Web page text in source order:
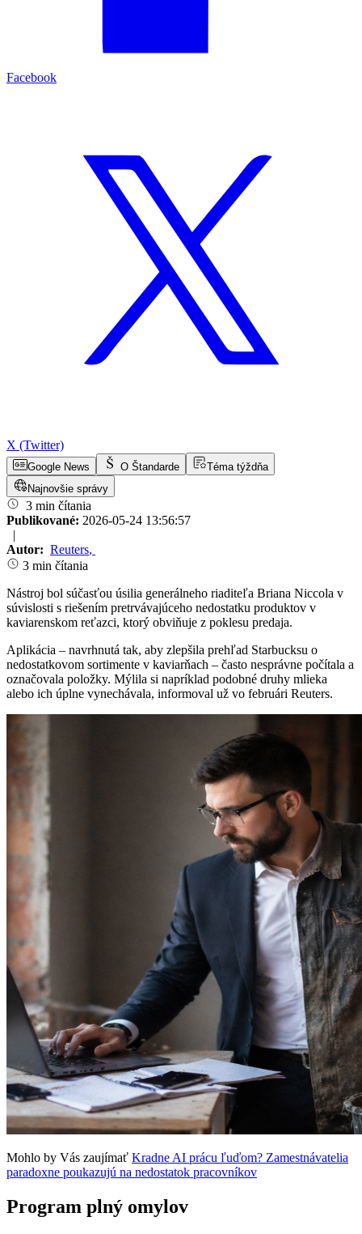
Facebook
X (Twitter)
Google News O Štandarde
Téma týždňa
Najnovšie správy
3 min čítania
Publikované: 2026-05-24 13:56:57
|
Autor: Reuters,
3 min čítania
Nástroj bol súčasťou úsilia generálneho riaditeľa Briana Niccola v
súvislosti s riešením pretrvávajúceho nedostatku produktov v
kaviarenskom reťazci, ktorý obviňuje z poklesu predaja.
Aplikácia – navrhnutá tak, aby zlepšila prehľad Starbucksu o
nedostatkovom sortimente v kaviarňach – často nesprávne počítala a
označovala položky. Mýlila si napríklad podobné druhy mlieka
alebo ich úplne vynechávala, informoval už vo februári Reuters.
Mohlo by Vás zaujímať Kradne AI prácu ľuďom? Zamestnávatelia
paradoxne poukazujú na nedostatok pracovníkov
Program plný omylov